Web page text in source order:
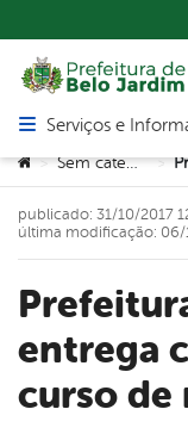
Abrir menu
Serviços e
Você está aqui:
> Sem categoria >
Prefeitura de Belo Jardim
entrega
curso de
publicado: 31/10/2017
última modificação: 06/